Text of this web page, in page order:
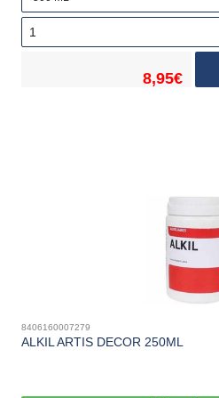
8,95€
8406160007279
ALKIL ARTIS DECOR 250ML